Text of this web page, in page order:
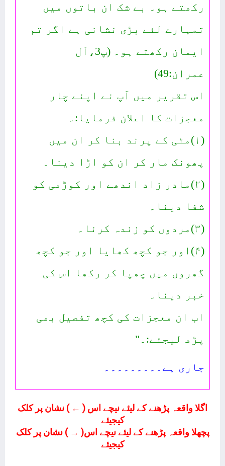
رکھتے ہو۔ بے شک ان باتوں میں
تمہارے لئے بڑی نشانی ہے اگر تم
ایمان رکھتے ہو۔ (پ3،آل
عمران:49)
اس تقریر میں آپ نے اپنے چار
معجزات کا اعلان فرمایا:۔
(۱)مٹی کے پرند بنا کر ان میں
پھونک مار کر ان کو اڑا دینا۔
(۲)مادر زاد اندھے اور کوڑھی کو
شفا دینا۔
(۳)مردوں کو زندہ کرنا۔
(۴)اور جو کچھ کھایا اور جو کچھ
گھروں میں چھپا کر رکھا اس کی
خبر دینا۔
اب ان معجزات کی کچھ تفصیل بھی
پڑھ لیجئے:۔"
جاری ہے۔۔۔۔۔۔۔۔۔
اگلا واقعہ پڑھنے کے لیئے نیچے اس ( ← ) نشان پر کلک
کیجیئے
پچھلا واقعہ پڑھنے کے لیئے نیچے اس( → ) نشان پر کلک
کیجیئے